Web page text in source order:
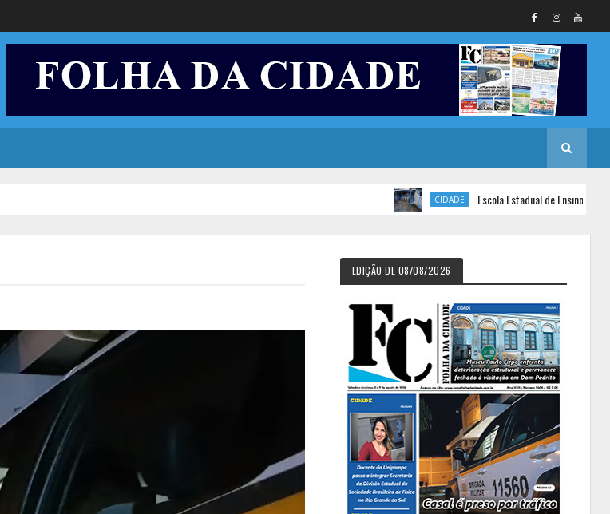
CIDADE Escola Estadual de Ensino Fundamental
EDIÇÃO DE 08/08/2026